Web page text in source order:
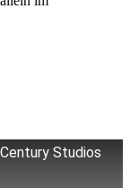
Studios